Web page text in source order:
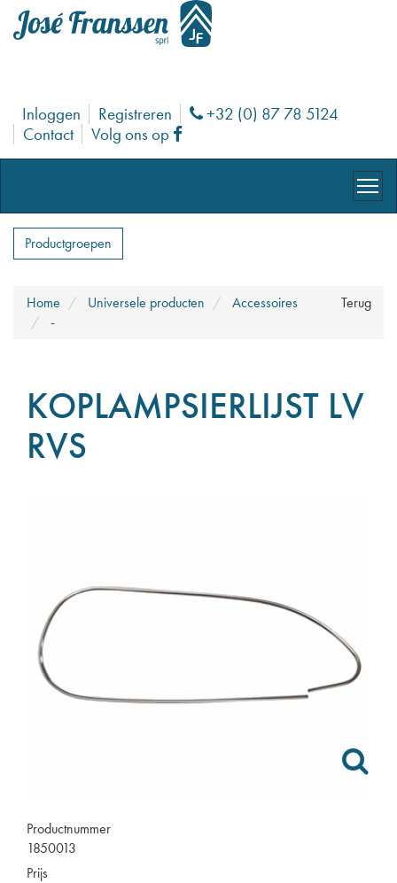
Inloggen Registreren Phone
+32 (0) 87 78 5124
Contact
Volg ons op Facebook
Productgroepen
Terug
Home Universele producten
Accessoires
-
KOPLAMPSIERLIJST LV
RVS
Productnummer
1850013
Prijs